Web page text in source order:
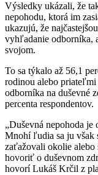
Výsledky ukázali, že
nepohodu, ktorá im
ukazujú, že
vyhľadanie odborníka,
svojom.
To sa týkalo až 56,1
rodinou alebo
odborníka na duševné
percenta respondentov.
„Duševná nepohoda je
Mnohí ľudia sa ju však
zaťažovali okolie alebo
hovoriť o duševnom
hovorí Lukáš Krčil z